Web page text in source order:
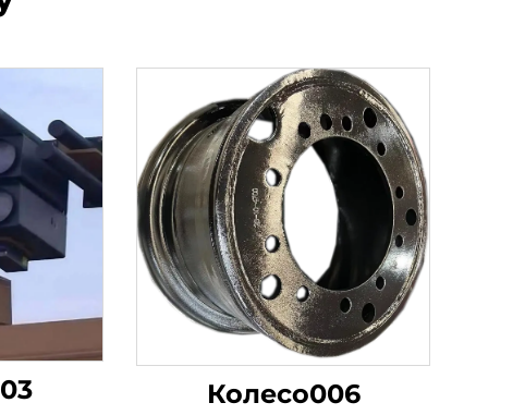
Колесо006